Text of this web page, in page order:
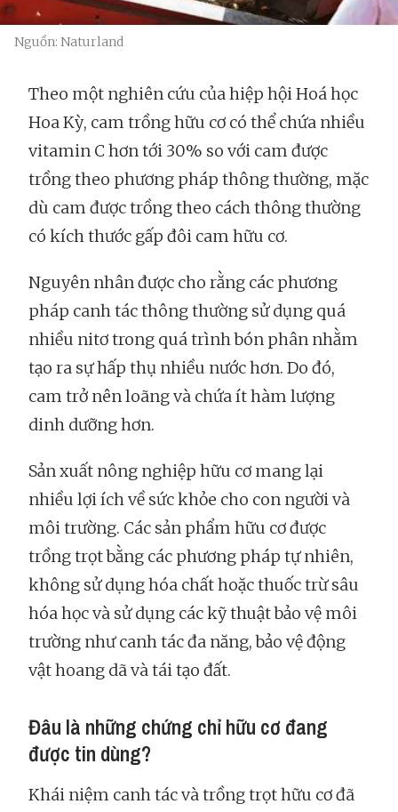
Nguồn: Naturland
Theo một nghiên cứu của hiệp hội Hoá học
Hoa Kỳ, cam trồng hữu cơ có thể chứa nhiều
vitamin C hơn tới 30% so với cam được
trồng theo phương pháp thông thường, mặc
dù cam được trồng theo cách thông thường
có kích thước gấp đôi cam hữu cơ.
Nguyên nhân được cho rằng các phương
pháp canh tác thông thường sử dụng quá
nhiều nitơ trong quá trình bón phân nhằm
tạo ra sự hấp thụ nhiều nước hơn. Do đó,
cam trở nên loãng và chứa ít hàm lượng
dinh dưỡng hơn.
Sản xuất nông nghiệp hữu cơ mang lại
nhiều lợi ích về sức khỏe cho con người và
môi trường. Các sản phẩm hữu cơ được
trồng trọt bằng các phương pháp tự nhiên,
không sử dụng hóa chất hoặc thuốc trừ sâu
hóa học và sử dụng các kỹ thuật bảo vệ môi
trường như canh tác đa năng, bảo vệ động
vật hoang dã và tái tạo đất.
Đâu là những chứng chỉ hữu cơ đang
được tin dùng?
Khái niệm canh tác và trồng trọt hữu cơ đã